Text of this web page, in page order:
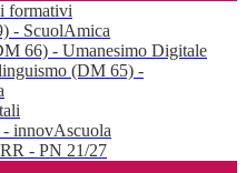
formativi
- ScuolAmica
66) - Umanesimo Digitale
(DM 65) -
innovAscuola
- PN 21/27